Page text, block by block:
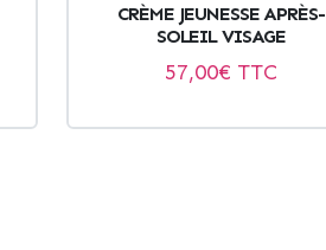
CRÈME JEUNESSE APRÈS-
SOLEIL VISAGE
57,00€ TTC